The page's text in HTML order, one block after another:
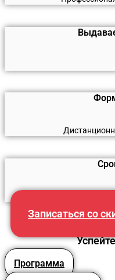
Записаться со
Программа